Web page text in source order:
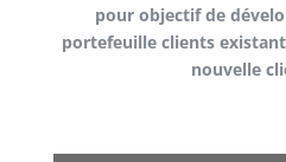
pour objectif de
portefeuille clients
nouvelle